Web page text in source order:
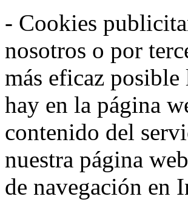
- Cookies
nosotros o por
más eficaz
hay en la página
contenido del
nuestra página
de navegación en